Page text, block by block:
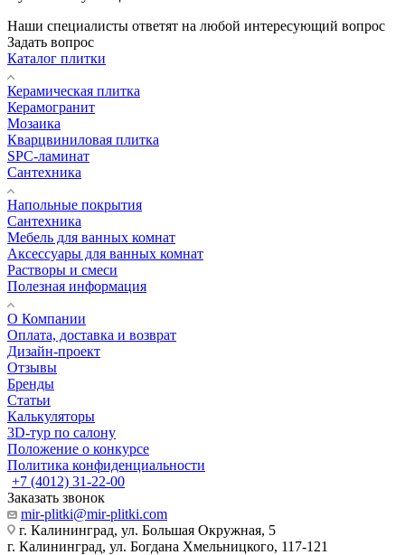
Наши специалисты ответят на любой интересующий вопрос
Задать вопрос
Каталог плитки
Керамическая плитка
Керамогранит
Мозаика
Кварцвиниловая плитка
SPC-ламинат
Сантехника
Напольные покрытия
Сантехника
Мебель для ванных комнат
Аксессуары для ванных комнат
Растворы и смеси
Полезная информация
О Компании
Оплата, доставка и возврат
Дизайн-проект
Отзывы
Бренды
Статьи
Калькуляторы
3D-тур по салону
Положение о конкурсе
Политика конфиденциальности
+7 (4012) 31-22-00
Заказать звонок
mir-plitki@mir-plitki.com
г. Калининград, ул. Большая Окружная, 5
г. Калининград, ул. Богдана Хмельницкого, 117-121